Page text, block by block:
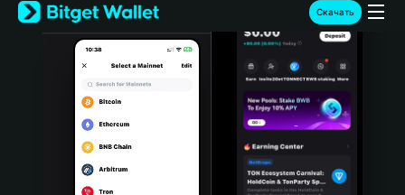
Türkçe
Italiano
Português (Portugal)
Bahasa Indonesia
Скачать